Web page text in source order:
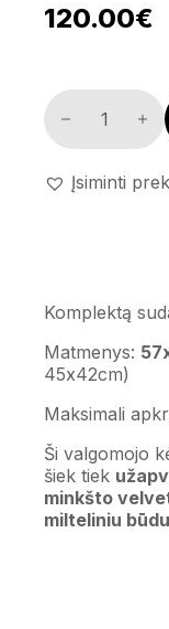
120.00€
Valgomojo
Įsiminti
Komplektą
Matmenys:
45x42cm)
Maksimali
Ši valgomojo
šiek tiek
minkšto
milteliniu